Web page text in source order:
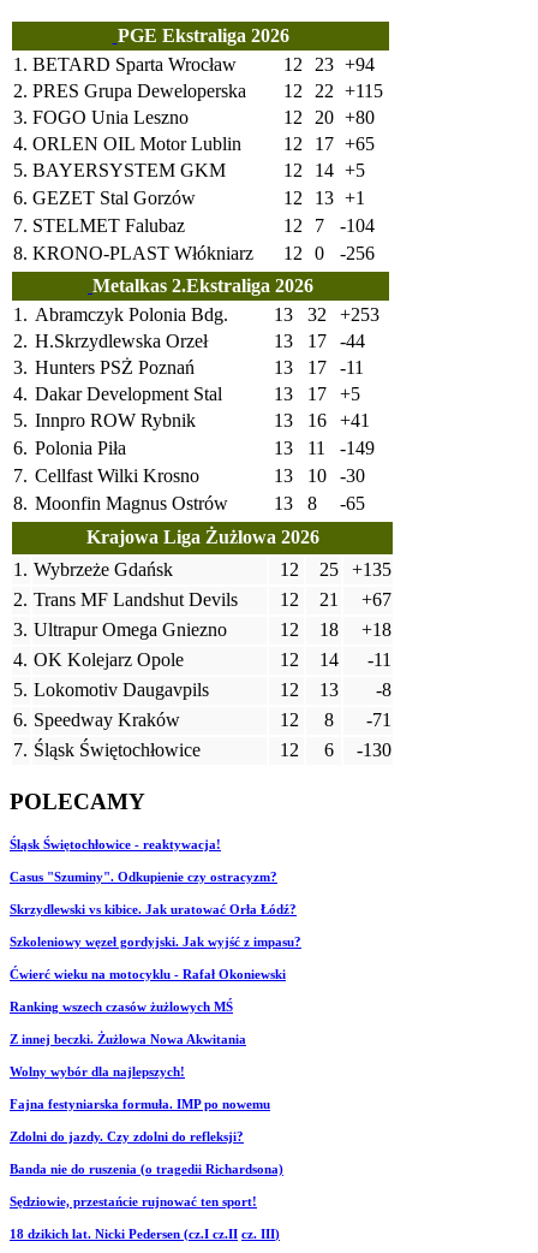
PGE Ekstraliga 2026
1. BETARD Sparta Wrocław 12 23 +94
2. PRES Grupa Deweloperska 12 22 +115
3. FOGO Unia Leszno 12 20 +80
4. ORLEN OIL Motor Lublin 12 17 +65
5. BAYERSYSTEM GKM 12 14 +5
6. GEZET Stal Gorzów 12 13 +1
7. STELMET Falubaz 12 7
-104
8. KRONO-PLAST Włókniarz 12 0
-256
Metalkas 2.Ekstraliga 2026
1. Abramczyk Polonia Bdg. 13 32
+253
2. H.Skrzydlewska Orzeł 13 17
-44
3. Hunters PSŻ Poznań 13 17
-11
4. Dakar Development Stal 13 17
+5
5. Innpro ROW Rybnik 13 16
+41
6. Polonia Piła 13 11
-149
7. Cellfast Wilki Krosno 13 10
-30
8. Moonfin Magnus Ostrów 13 8
-65
Krajowa Liga Żużlowa 2026
1. Wybrzeże Gdańsk 12 25
+135
2. Trans MF Landshut Devils 12 21
+67
3. Ultrapur Omega Gniezno 12 18
+18
4. OK Kolejarz Opole 12 14
-11
5. Lokomotiv Daugavpils 12 13
-8
6. Speedway Kraków 12 8
-71
7. Śląsk Świętochłowice 12 6 -130
POLECAMY
Śląsk Świętochłowice - reaktywacja!
Casus "Szuminy". Odkupienie czy ostracyzm?
Skrzydlewski vs kibice. Jak uratować Orła Łódź?
Szkoleniowy węzeł gordyjski. Jak wyjść z impasu?
Ćwierć wieku na motocyklu - Rafał Okoniewski
Ranking wszech czasów żużlowych MŚ
Z innej beczki. Żużlowa Nowa Akwitania
Wolny wybór dla najlepszych!
Fajna festyniarska formuła. IMP po nowemu
Zdolni do jazdy. Czy zdolni do refleksji?
Banda nie do ruszenia (o tragedii Richardsona)
Sędziowie, przestańcie rujnować ten sport!
18 dzikich lat. Nicki Pedersen (cz.I cz.II cz. III)